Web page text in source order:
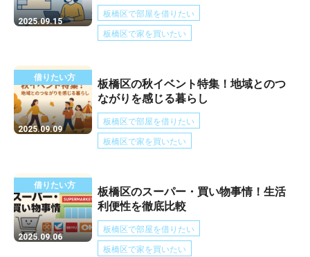
2025.09.15
板橋区で部屋を借りたい
板橋区で家を買いたい
借りたい方
2025.09.09
板橋区の秋イベント特集！地域とのつ
ながりを感じる暮らし
板橋区で部屋を借りたい
板橋区で家を買いたい
借りたい方
2025.09.06
板橋区のスーパー・買い物事情！生活
利便性を徹底比較
板橋区で部屋を借りたい
板橋区で家を買いたい